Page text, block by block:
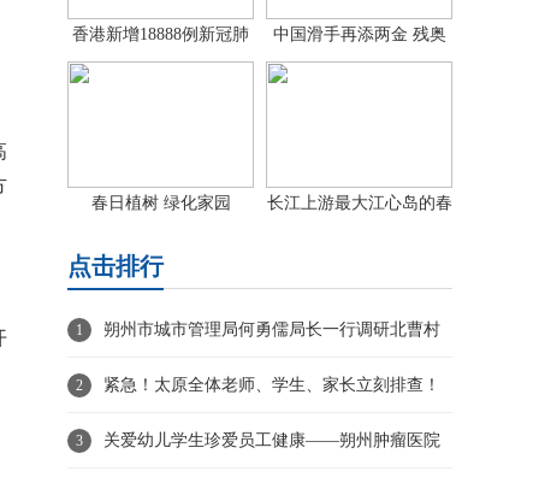
香港新增18888例新冠肺
炎确诊病
中国滑手再添两金 残奥
单板滑雪
春日植树 绿化家园
长江上游最大江心岛的春
点击排行
1 朔州市城市管理局何勇儒局长一行调研北曹村
帮扶工作
2 紧急！太原全体老师、学生、家长立刻排查！
山西已出现！
3 关爱幼儿学生珍爱员工健康——朔州肿瘤医院